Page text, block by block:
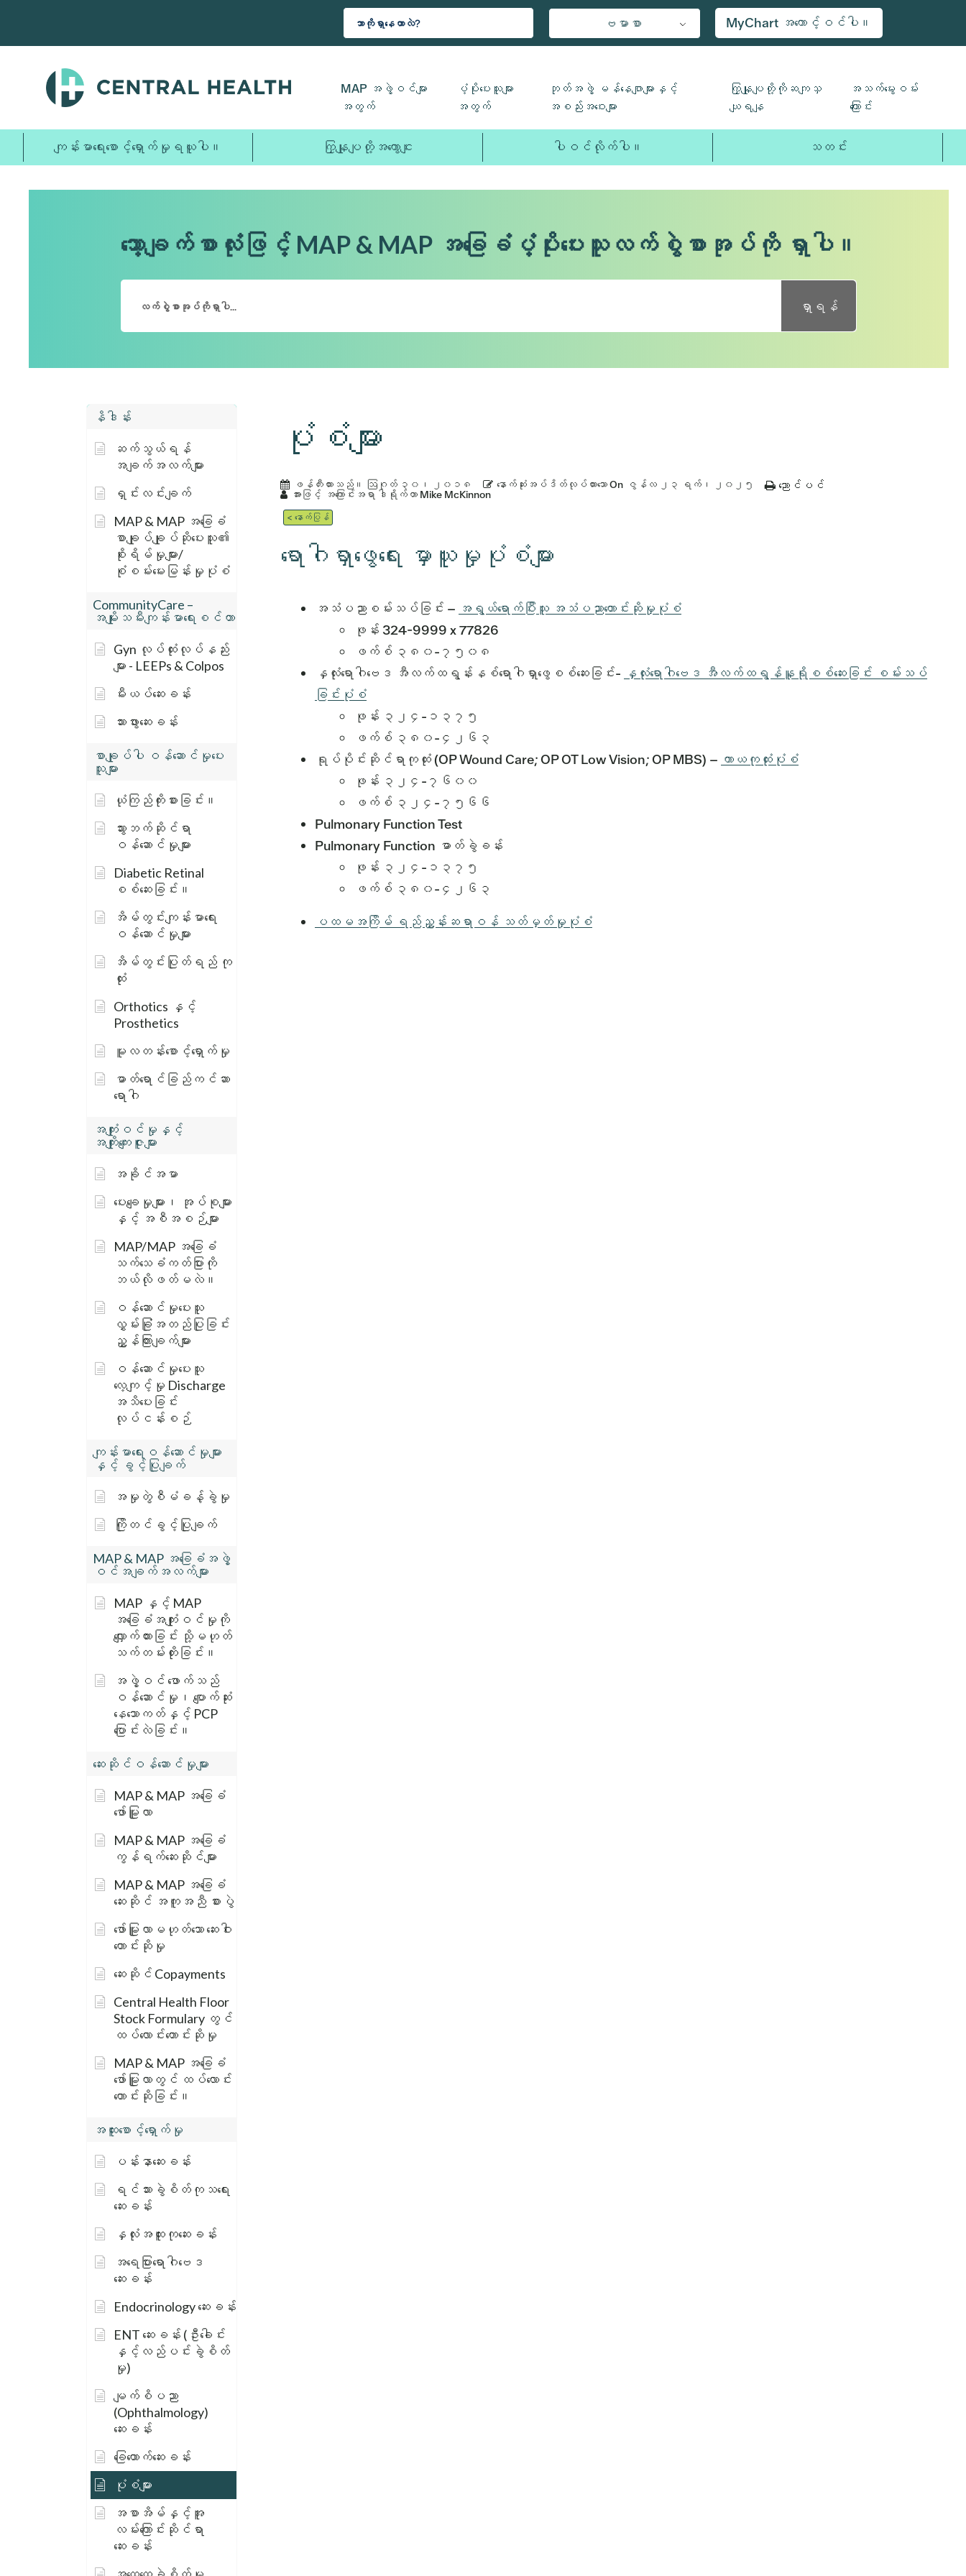
သို့
ပါ။
ဗမာစာ MyChart အကောင့်ဝင်ပါ။
MAP အဖွဲ့ဝင်များ
အတွက်
ပံ့ပိုးပေးသူများ
အတွက်
ဘုတ်အဖွဲ့ မန်နေဂျာများနှင့်
အစည်းအဝေးများ
ကြှနျုပျတို့ကိုဆကျသှ
ယျရနျ
အသက်မွေးဝမ်း
ကြောင်း
ကျန်းမာရေးစောင့်ရှောက်မှုရယူပါ။ ကြှနျုပျတို့အကွောငျး ပါဝင်လိုက်ပါ။ သတင်း
သော့ချက်စာလုံးဖြင့် MAP & MAP အခြေခံပံ့ပိုးပေးသူလက်စွဲစာအုပ်ကို ရှာပါ။
ရှာရန်
နိဒါန်း
ဆက်သွယ်ရန်
အချက်အလက်များ
ရှင်းလင်းချက်
MAP & MAP အခြေခံ
စာချုပ်ချုပ်ဆိုပေးသူ၏
စိုးရိမ်မှုများ/
စုံစမ်းမေးမြန်းမှုပုံစံ
CommunityCare –
အမျိုးသမီးကျန်းမာရေးစင်တာ
Gyn လုပ်ထုံးလုပ်နည်း
များ - LEEPs & Colpos
မီးယပ်ဆေးခန်း
သားဖွားဆေးခန်း
စာချုပ်ပါ ဝန်ဆောင်မှုပေး
သူများ
ယုံကြည်ကိုးစားခြင်း။
သွားဘက်ဆိုင်ရာ
ဝန်ဆောင်မှုများ
Diabetic Retinal
စစ်ဆေးခြင်း။
အိမ်တွင်းကျန်းမာရေး
ဝန်ဆောင်မှုများ
အိမ်တွင်းပြုတ်ရည် ကု
ထုံး
Orthotics နှင့်
Prosthetics
မူလတန်းစောင့်ရှောက်မှု
ဓာတ်ရောင်ခြည်ကင်ဆာ
ရောဂါ
အကျုံးဝင်မှုနှင့်
အကျိုးကျေးဇူးများ
အခိုင်အမာ
ပေးချေမှုများ၊ အုပ်စုများ
နှင့် အစီအစဉ်များ
MAP/MAP အခြေခံ
သက်သေခံကတ်ပြားကို
ဘယ်လိုဖတ်မလဲ။
ဝန်ဆောင်မှုပေးသူ
လွှမ်းခြုံအတည်ပြုခြင်း
ညွှန်ကြားချက်များ
ဝန်ဆောင်မှုပေးသူ
လေ့ကျင့်မှု Discharge
အသိပေးခြင်း
လုပ်ငန်းစဉ်
ကျန်းမာရေးဝန်ဆောင်မှုများ
နှင့် ခွင့်ပြုချက်
အမှုတွဲစီမံခန့်ခွဲမှု
ကြိုတင်ခွင့်ပြုချက်
MAP & MAP အခြေခံအဖွဲ့
ဝင်အချက်အလက်များ
MAP နှင့် MAP
အခြေခံအကျုံးဝင်မှုကို
လျှောက်ထားခြင်း သို့မဟုတ်
သက်တမ်းတိုးခြင်း။
အဖွဲ့ဝင် ဖောက်သည်
ဝန်ဆောင်မှု၊ ပျောက်ဆုံး
နေသောကတ်နှင့် PCP
ပြောင်းလဲခြင်း။
ဆေးဆိုင်ဝန်ဆောင်မှုများ
MAP & MAP အခြေခံ
ဖော်မြူလာ
MAP & MAP အခြေခံ
ကွန်ရက်ဆေးဆိုင်များ
MAP & MAP အခြေခံ
ဆေးဆိုင် အကူအညီ စားပွဲ
ဖော်မြူလာမဟုတ်သော ဆေးဝါး
တောင်းဆိုမှု
ဆေးဆိုင် Copayments
Central Health Floor
Stock Formulary တွင်
ထပ်လောင်းတောင်းဆိုမှု
MAP & MAP အခြေခံ
ဖော်မြူလာတွင် ထပ်လောင်း
တောင်းဆိုခြင်း။
အထူးစောင့်ရှောက်မှု
ပန်းနာဆေးခန်း
ရင်သားခွဲစိတ်ကုသရေး
ဆေးခန်း
နှလုံးအထူးကုဆေးခန်း
အရေပြားရောဂါဗေဒ
ဆေးခန်း
Endocrinology ဆေးခန်း
ENT ဆေးခန်း (ဦးခေါင်း
နှင့်လည်ပင်းခွဲစိတ်
မှု)
မျက်စိပညာ
(Ophthalmology)
ဆေးခန်း
ခြေထောက်ဆေးခန်း
ပုံစံများ
အစာအိမ်နှင့်အူ
လမ်းကြောင်းဆိုင်ရာ
ဆေးခန်း
ပုံစံများ
ဖန်တီးထားသည်။ ဩဂုတ် ၃၀၊ ၂၀၁၈ နောက်ဆုံးအပ်ဒိတ်လုပ်ထားသော On ဇွန်လ ၂၃ ရက်၊ ၂၀၂၅
အားဖြင့် အကြောင်းအရာ ဒါရိုက်တာ Mike McKinnon
ညောင်ပင်
< နောက်ပြန်
ရောဂါရှာဖွေရေး မှာယူမှုပုံစံများ
အသံပညာစမ်းသပ်ခြင်း – အရွယ်ရောက်ပြီးသူ အသံပညာတောင်းဆိုမှုပုံစံ
ဖုန်း 324-9999 x 77826
ဖက်စ် ၃၈၀-၇၅၀၈
နှလုံးရောဂါဗေဒ အီလက်ထရွန်းနစ်ရောဂါရှာဖွေစစ်ဆေးခြင်း- နှလုံးရောဂါဗေဒ အီလက်ထရွန်နူရိုစစ်ဆေးခြင်း စမ်းသပ်
ခြင်းပုံစံ
ဖုန်း ၃၂၄-၁၃၇၅
ဖက်စ် ၃၈၀-၄၂၆၃
ရုပ်ပိုင်းဆိုင်ရာကုထုံး (OP Wound Care; OP OT Low Vision; OP MBS) – ကာယကုထုံးပုံစံ
ဖုန်း ၃၂၄-၇၆၀၀
ဖက်စ် ၃၂၄-၇၅၆၆
Pulmonary Function Test
Pulmonary Function ဓာတ်ခွဲခန်း
ဖုန်း ၃၂၄-၁၃၇၅
ဖက်စ် ၃၈၀-၄၂၆၃
ပထမအကြိမ် ရည်ညွှန်းဆရာဝန် သတ်မှတ်မှုပုံစံ